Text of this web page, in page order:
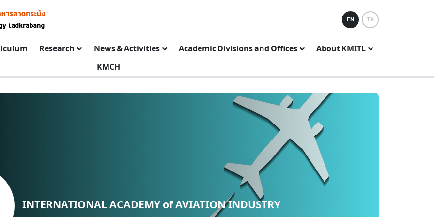
EN TH
Research News & Activities Academic Divisions and Offices
About KMITL
KMCH
INTERNATIONAL ACADEMY of AVIATION INDUSTRY